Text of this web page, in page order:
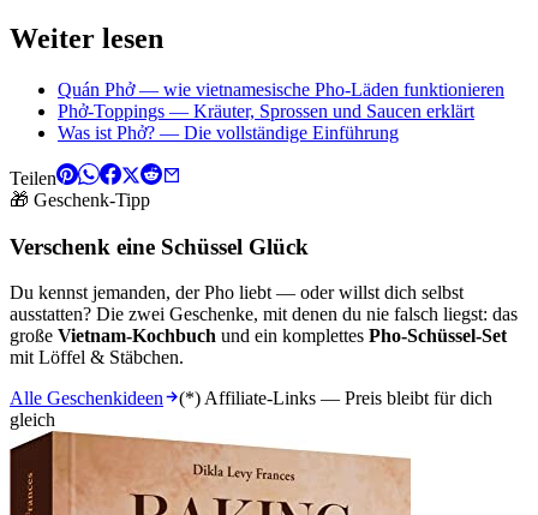
Weiter lesen
Quán Phở — wie vietnamesische Pho-Läden funktionieren
Phở-Toppings — Kräuter, Sprossen und Saucen erklärt
Was ist Phở? — Die vollständige Einführung
Teilen
🎁 Geschenk-Tipp
Verschenk eine Schüssel Glück
Du kennst jemanden, der Pho liebt — oder willst dich selbst
ausstatten? Die zwei Geschenke, mit denen du nie falsch liegst: das
große Vietnam-Kochbuch und ein komplettes Pho-Schüssel-Set
mit Löffel & Stäbchen.
Alle Geschenkideen
(*) Affiliate-Links — Preis bleibt für dich
gleich